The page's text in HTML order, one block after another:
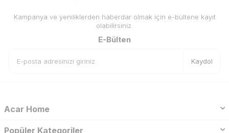
Kampanya ve yeniliklerden haberdar olmak için e-bültene kayıt
olabilirsiniz.
E-Bülten
Kaydol
Acar Home
Popüler Kategoriler